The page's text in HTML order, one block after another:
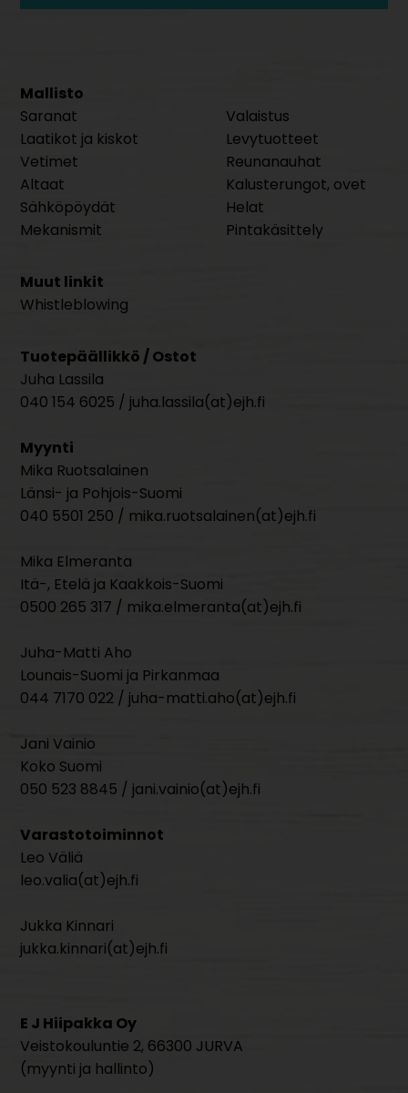
Mallisto
Saranat
Laatikot ja kiskot
Vetimet
Altaat
Sähköpöydät
Mekanismit
Valaistus
Levytuotteet
Reunanauhat
Kalusterungot, ovet
Helat
Pintakäsittely
Muut linkit
Whistleblowing
Tuotepäällikkö / Ostot
Juha Lassila
040 154 6025 / juha.lassila(at)ejh.fi
Myynti
Mika Ruotsalainen
Länsi- ja Pohjois-Suomi
040 5501 250 / mika.ruotsalainen(at)ejh.fi
Mika Elmeranta
Itä-, Etelä ja Kaakkois-Suomi
0500 265 317 / mika.elmeranta(at)ejh.fi
Juha-Matti Aho
Lounais-Suomi ja Pirkanmaa
044 7170 022 / juha-matti.aho(at)ejh.fi
Jani Vainio
Koko Suomi
050 523 8845 / jani.vainio(at)ejh.fi
Varastotoiminnot
Leo Väliä
leo.valia(at)ejh.fi
Jukka Kinnari
jukka.kinnari(at)ejh.fi
E J Hiipakka Oy
Veistokouluntie 2, 66300 JURVA
(myynti ja hallinto)